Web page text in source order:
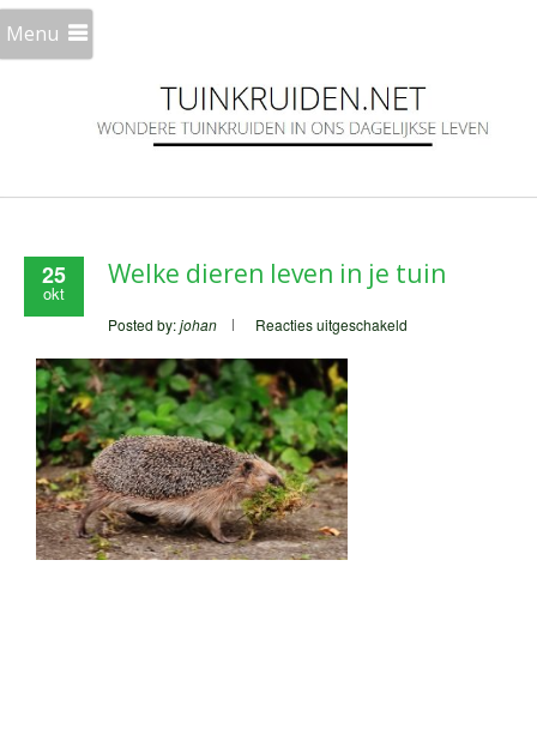
Menu
25
okt
Welke dieren leven in je tuin
Posted by:johan Reacties uitgeschakeld